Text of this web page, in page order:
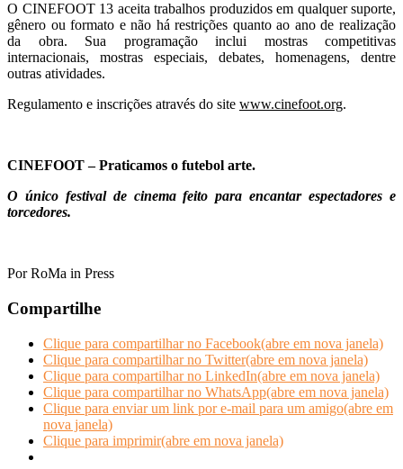
O CINEFOOT 13 aceita trabalhos produzidos em qualquer suporte,
gênero ou formato e não há restrições quanto ao ano de realização
da obra. Sua programação inclui mostras competitivas
internacionais, mostras especiais, debates, homenagens, dentre
outras atividades.
Regulamento e inscrições através do site www.cinefoot.org.
CINEFOOT– Praticamos o futebol arte.
O único festival de cinema feito para encantar espectadores e
torcedores.
Por RoMa in Press
Compartilhe
Clique para compartilhar no Facebook(abre em nova janela)
Clique para compartilhar no Twitter(abre em nova janela)
Clique para compartilhar no LinkedIn(abre em nova janela)
Clique para compartilhar no WhatsApp(abre em nova janela)
Clique para enviar um link por e-mail para um amigo(abre em
nova janela)
Clique para imprimir(abre em nova janela)